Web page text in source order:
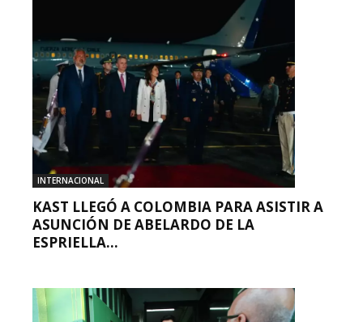
INTERNACIONAL
KAST LLEGÓ A COLOMBIA PARA ASISTIR A
ASUNCIÓN DE ABELARDO DE LA
ESPRIELLA...